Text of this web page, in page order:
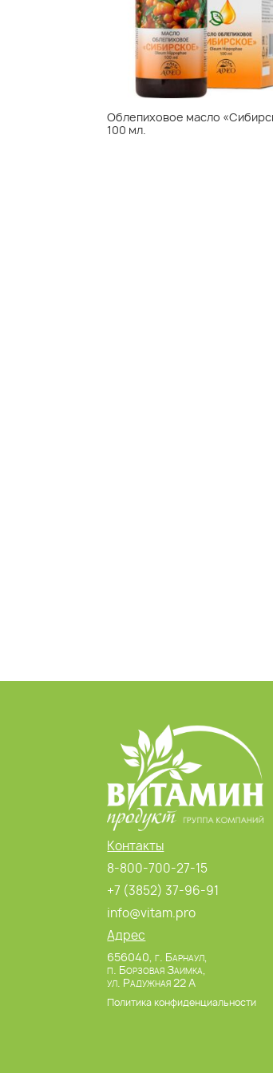
Облепиховое масло
100 мл.
Контакты
8-800-700-27-15
+7 (3852) 37-96-91
info@vitam.pro
Адрес
656040, г. Барнаул,
п. Борзовая Заимка,
ул. Радужная 22 А
Политика конфиденциальности